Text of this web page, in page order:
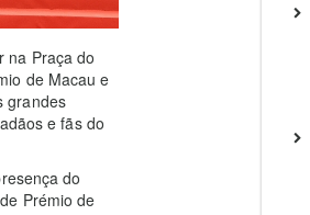
na Praça do
de Macau e
grandes
e fãs do
do
Prémio de